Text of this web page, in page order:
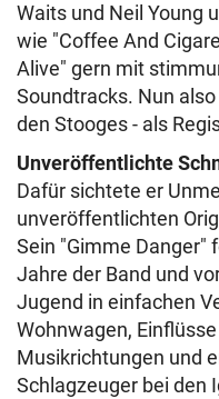
Waits und Neil Young
wie "Coffee And
Alive" gern mit
Soundtracks. Nun
den Stooges - als
Unveröffentlichte
Dafür sichtete er
unveröffentlichten
Sein "Gimme Danger"
Jahre der Band und
Jugend in einfachen
Wohnwagen,
Musikrichtungen und
Schlagzeuger bei den